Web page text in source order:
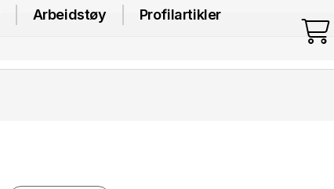
Arbeidstøy
Profilartikler